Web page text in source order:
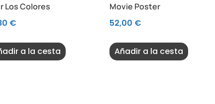
Los Colores
€
a la cesta
Movie Poster
52,00 €
Añadir a la cesta